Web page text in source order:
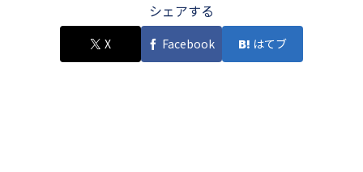
シェアする
X Facebook はてブ